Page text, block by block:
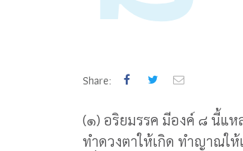
Share:
(๑) อริยมรรค มีองค์ ๘ นี้แ
ทำดวงตาให้เกิด ทำญาณใ